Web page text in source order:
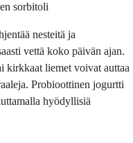
sorbitoli
nesteitä ja
vettä koko päivän ajan.
kirkkaat liemet voivat auttaa
Probioottinen jogurtti
hyödyllisiä